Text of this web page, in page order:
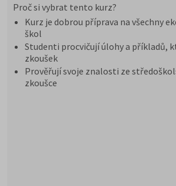
Proč si vybrat tento kurz?
Kurz je dobrou příprava na všechny
škol
Studenti procvičují úlohy a příkladů,
zkoušek
Prověřují svoje znalosti ze
zkoušce